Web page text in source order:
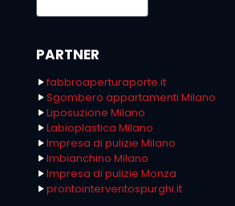
PARTNER
fabbroaperturaporte.it
Sgombero appartamenti Milano
Liposuzione Milano
Labioplastica Milano
Impresa di pulizie Milano
Imbianchino Milano
Impresa di pulizie Monza
prontointerventospurghi.it